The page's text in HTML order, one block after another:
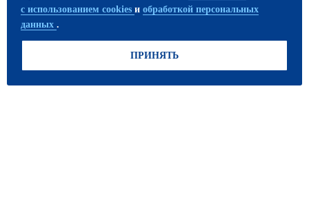
ПРИСОЕДИНЯЙТЕСЬ!
с использованием cookies и обработкой персональных
данных .
ПРИНЯТЬ